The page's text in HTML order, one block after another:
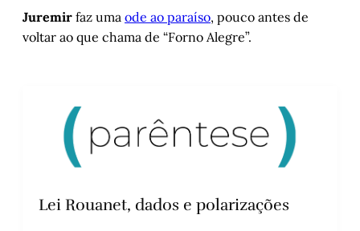
Juremir faz uma ode ao paraíso, pouco antes de
voltar ao que chama de “Forno Alegre”.
Lei Rouanet, dados e polarizações